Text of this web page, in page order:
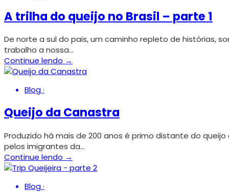
A trilha do queijo no Brasil – parte 1
De norte a sul do pais, um caminho repleto de histórias,
trabalho a nossa…
Continue lendo →
Blog·
Queijo da Canastra
Produzido há mais de 200 anos é primo distante do
pelos imigrantes da…
Continue lendo →
Blog·